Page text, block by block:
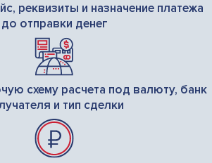
реквизиты и назначение платежа
до отправки денег
схему расчета под валюту, банк
и тип сделки